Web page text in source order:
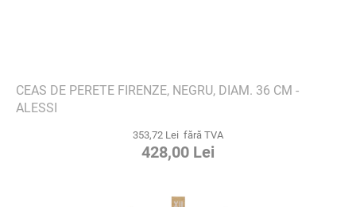
CEAS DE PERETE FIRENZE, NEGRU, DIAM. 36 CM -
ALESSI
353,72 Lei fără TVA
428,00 Lei